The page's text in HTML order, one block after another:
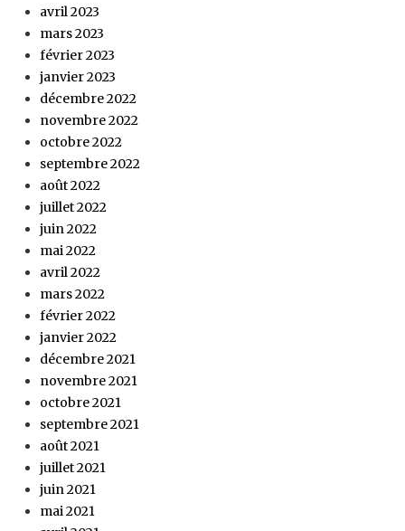
avril 2023
mars 2023
février 2023
janvier 2023
décembre 2022
novembre 2022
octobre 2022
septembre 2022
août 2022
juillet 2022
juin 2022
mai 2022
avril 2022
mars 2022
février 2022
janvier 2022
décembre 2021
novembre 2021
octobre 2021
septembre 2021
août 2021
juillet 2021
juin 2021
mai 2021